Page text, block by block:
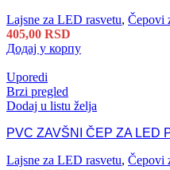
Lajsne za LED rasvetu, Čepovi
405,00 RSD
Додај у корпу
Uporedi
Brzi pregled
Dodaj u listu želja
PVC ZAVŠNI ČEP ZA LED
Lajsne za LED rasvetu, Čepovi